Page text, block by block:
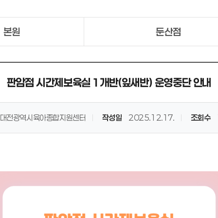
본원 둔산점
판암점 시간제보육실 1개반(잎새반) 운영중단 안내
대전광역시육아종합지원센터 작성일 2025.12.17. 조회수